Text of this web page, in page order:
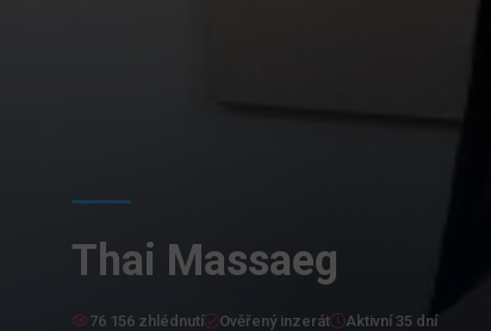
Thai Massaeg
76 156 zhlédnutí Ověřený inzerát Aktivní 35 dní